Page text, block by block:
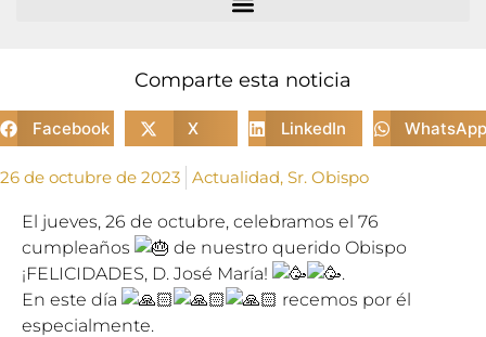
Comparte esta noticia
Facebook X LinkedIn WhatsApp
26 de octubre de 2023 Actualidad, Sr. Obispo
El jueves, 26 de octubre, celebramos el 76
cumpleaños
de nuestro querido Obispo
¡FELICIDADES, D. José María!
.
En este día
recemos por él
especialmente.